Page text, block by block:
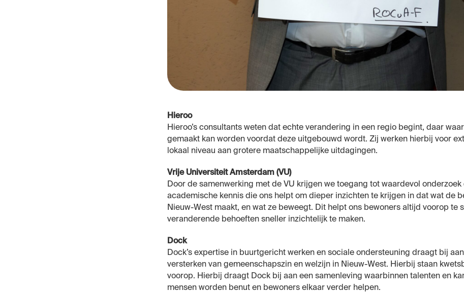
Hieroo
Hieroo’s consultants weten dat echte verandering in een regio begint, daar
gemaakt kan worden voordat deze uitgebouwd wordt. Zij werken hierbij voor
lokaal niveau aan grotere maatschappelijke uitdagingen.
Vrije Universiteit Amsterdam (VU)
Door de samenwerking met de VU krijgen we toegang tot waardevol onderzoek
academische kennis die ons helpt om dieper inzichten te krijgen in dat wat de
Nieuw-West maakt, en wat ze beweegt. Dit helpt ons bewoners altijd voorop te
veranderende behoeften sneller inzichtelijk te maken.
Dock
Dock’s expertise in buurtgericht werken en sociale ondersteuning draagt bij
versterken van gemeenschapszin en welzijn in Nieuw-West. Hierbij staan
voorop. Hierbij draagt Dock bij aan een samenleving waarbinnen talenten en
mensen worden benut en bewoners elkaar verder helpen.